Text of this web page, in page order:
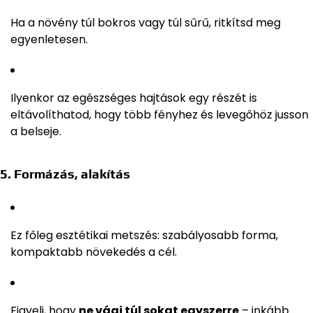
Ha a növény túl bokros vagy túl sűrű, ritkítsd meg
egyenletesen.
Ilyenkor az egészséges hajtások egy részét is
eltávolíthatod, hogy több fényhez és levegőhöz jusson
a belseje.
5. Formázás, alakítás
Ez főleg esztétikai metszés: szabályosabb forma,
kompaktabb növekedés a cél.